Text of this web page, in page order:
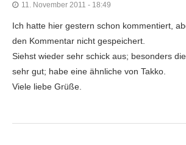
11. November 2011 - 18:49
Ich hatte hier gestern schon kommentiert,
den Kommentar nicht gespeichert.
Siehst wieder sehr schick aus; besonders
sehr gut; habe eine ähnliche von Takko.
Viele liebe Grüße.